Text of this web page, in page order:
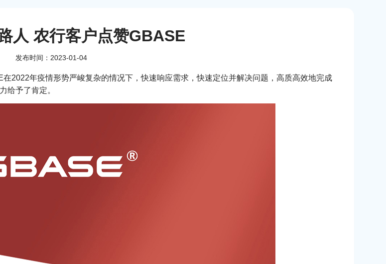
人 农行客户点赞GBASE
发布时间：2023-01-04
2022年疫情形势严峻复杂的情况下，快速响应需求，快速定位并解决问题，高质高效地完成
给予了肯定。